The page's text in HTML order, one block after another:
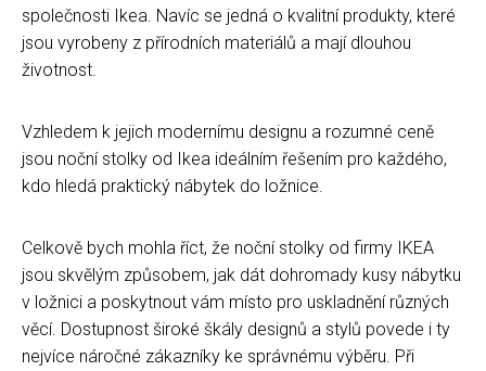
společnosti Ikea. Navíc se jedná o kvalitní produkty, které
jsou vyrobeny z přírodních materiálů a mají dlouhou
životnost.
Vzhledem k jejich modernímu designu a rozumné ceně
jsou noční stolky od Ikea ideálním řešením pro každého,
kdo hledá praktický nábytek do ložnice.
Celkově bych mohla říct, že noční stolky od firmy IKEA
jsou skvělým způsobem, jak dát dohromady kusy nábytku
v ložnici a poskytnout vám místo pro uskladnění různých
věcí. Dostupnost široké škály designů a stylů povede i ty
nejvíce náročné zákazníky ke správnému výběru. Při